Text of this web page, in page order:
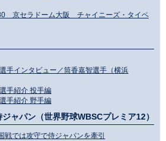
京セラドーム大阪 チャイニーズ・タイペ
手インタビュー／筒香嘉智選手（横浜
手紹介 投手編
手紹介 野手編
ジャパン（世界野球WBSCプレミア12）
では攻守で侍ジャパンを牽引